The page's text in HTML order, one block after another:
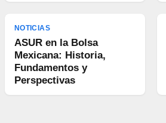
NOTICIAS
ASUR en la Bolsa
Mexicana: Historia,
Fundamentos y
Perspectivas